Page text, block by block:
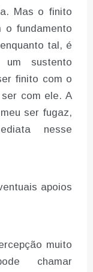
Mas o finito
o fundamento
tal, é
sustento
finito com o
com ele. A
ser fugaz,
nesse
apoios
muito
chamar